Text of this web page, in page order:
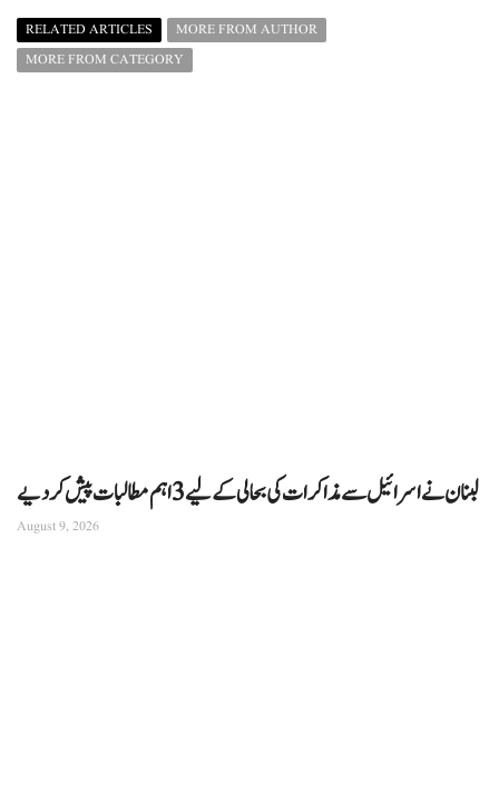
RELATED ARTICLES
MORE FROM AUTHOR
MORE FROM CATEGORY
لبنان نے اسرائیل سے مذاکرات کی بحالی کے لیے 3 اہم مطالبات پیش کر دیے
August 9, 2026